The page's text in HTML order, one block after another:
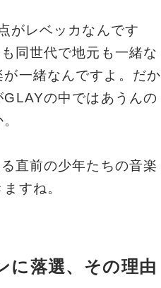
がレベッカなんです
同世代で地元も一緒な
一緒なんですよ。だか
GLAYの中ではあうんの
直前の少年たちの音楽
すね。
に落選、その理由